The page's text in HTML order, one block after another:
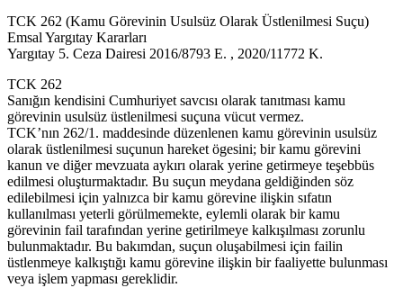
TCK 262 (Kamu Görevinin Usulsüz Olarak Üstlenilmesi Suçu)
Emsal Yargıtay Kararları
Yargıtay 5. Ceza Dairesi 2016/8793 E. , 2020/11772 K.
TCK 262
Sanığın kendisini Cumhuriyet savcısı olarak tanıtması kamu
görevinin usulsüz üstlenilmesi suçuna vücut vermez.
TCK’nın 262/1. maddesinde düzenlenen kamu görevinin usulsüz
olarak üstlenilmesi suçunun hareket ögesini; bir kamu görevini
kanun ve diğer mevzuata aykırı olarak yerine getirmeye teşebbüs
edilmesi oluşturmaktadır. Bu suçun meydana geldiğinden söz
edilebilmesi için yalnızca bir kamu görevine ilişkin sıfatın
kullanılması yeterli görülmemekte, eylemli olarak bir kamu
görevinin fail tarafından yerine getirilmeye kalkışılması zorunlu
bulunmaktadır. Bu bakımdan, suçun oluşabilmesi için failin
üstlenmeye kalkıştığı kamu görevine ilişkin bir faaliyette bulunması
veya işlem yapması gereklidir.